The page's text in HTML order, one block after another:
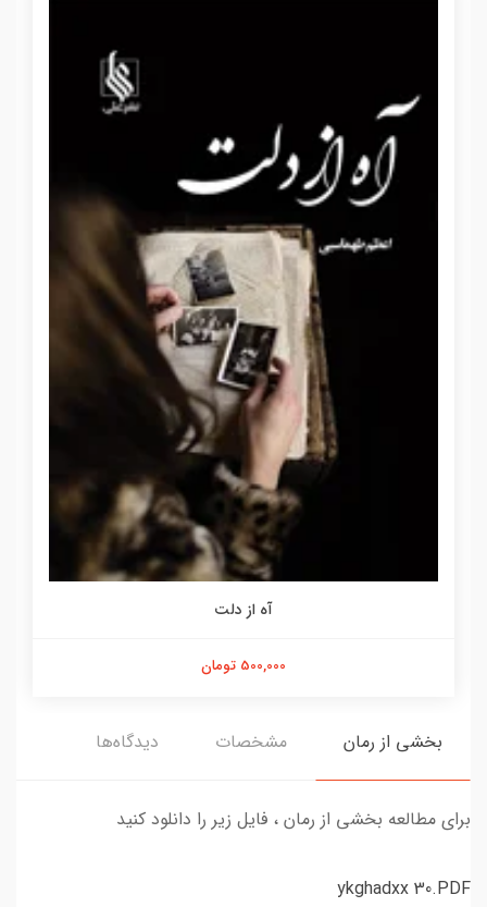
آه از دلت
500,000 تومان
بخشی از رمان مشخصات دیدگاه‌ها
برای مطالعه بخشی از رمان ، فایل زیر را دانلود کنید
ykghadxx 30.PDF